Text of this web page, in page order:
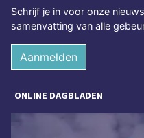
Schrijf je in voor onze
samenvatting van alle
Aanmelden
ONLINE DAGBLADEN